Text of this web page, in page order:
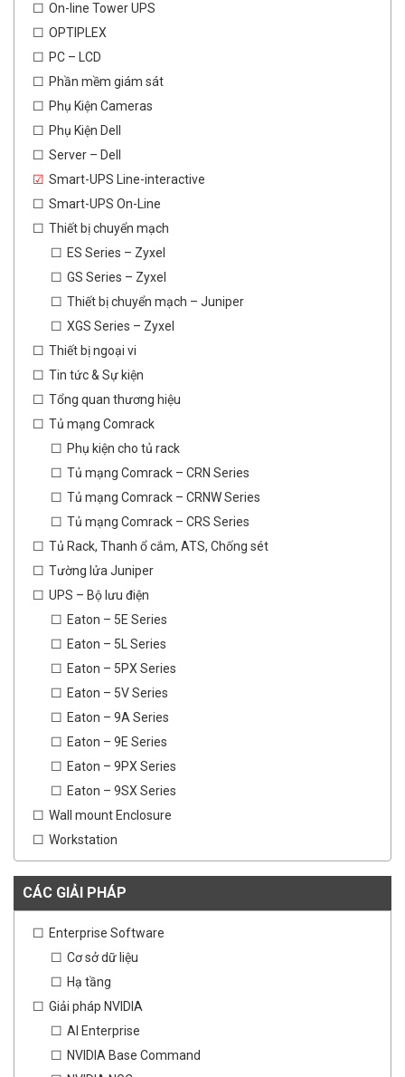
On-line Tower UPS
OPTIPLEX
PC – LCD
Phần mềm giám sát
Phụ Kiện Cameras
Phụ Kiện Dell
Server – Dell
Smart-UPS Line-interactive
Smart-UPS On-Line
Thiết bị chuyển mạch
ES Series – Zyxel
GS Series – Zyxel
Thiết bị chuyển mạch – Juniper
XGS Series – Zyxel
Thiết bị ngoại vi
Tin tức & Sự kiện
Tổng quan thương hiệu
Tủ mạng Comrack
Phụ kiện cho tủ rack
Tủ mạng Comrack – CRN Series
Tủ mạng Comrack – CRNW Series
Tủ mạng Comrack – CRS Series
Tủ Rack, Thanh ổ cắm, ATS, Chống sét
Tường lửa Juniper
UPS – Bộ lưu điện
Eaton – 5E Series
Eaton – 5L Series
Eaton – 5PX Series
Eaton – 5V Series
Eaton – 9A Series
Eaton – 9E Series
Eaton – 9PX Series
Eaton – 9SX Series
Wall mount Enclosure
Workstation
CÁC GIẢI PHÁP
Enterprise Software
Cơ sở dữ liệu
Hạ tầng
Giải pháp NVIDIA
AI Enterprise
NVIDIA Base Command